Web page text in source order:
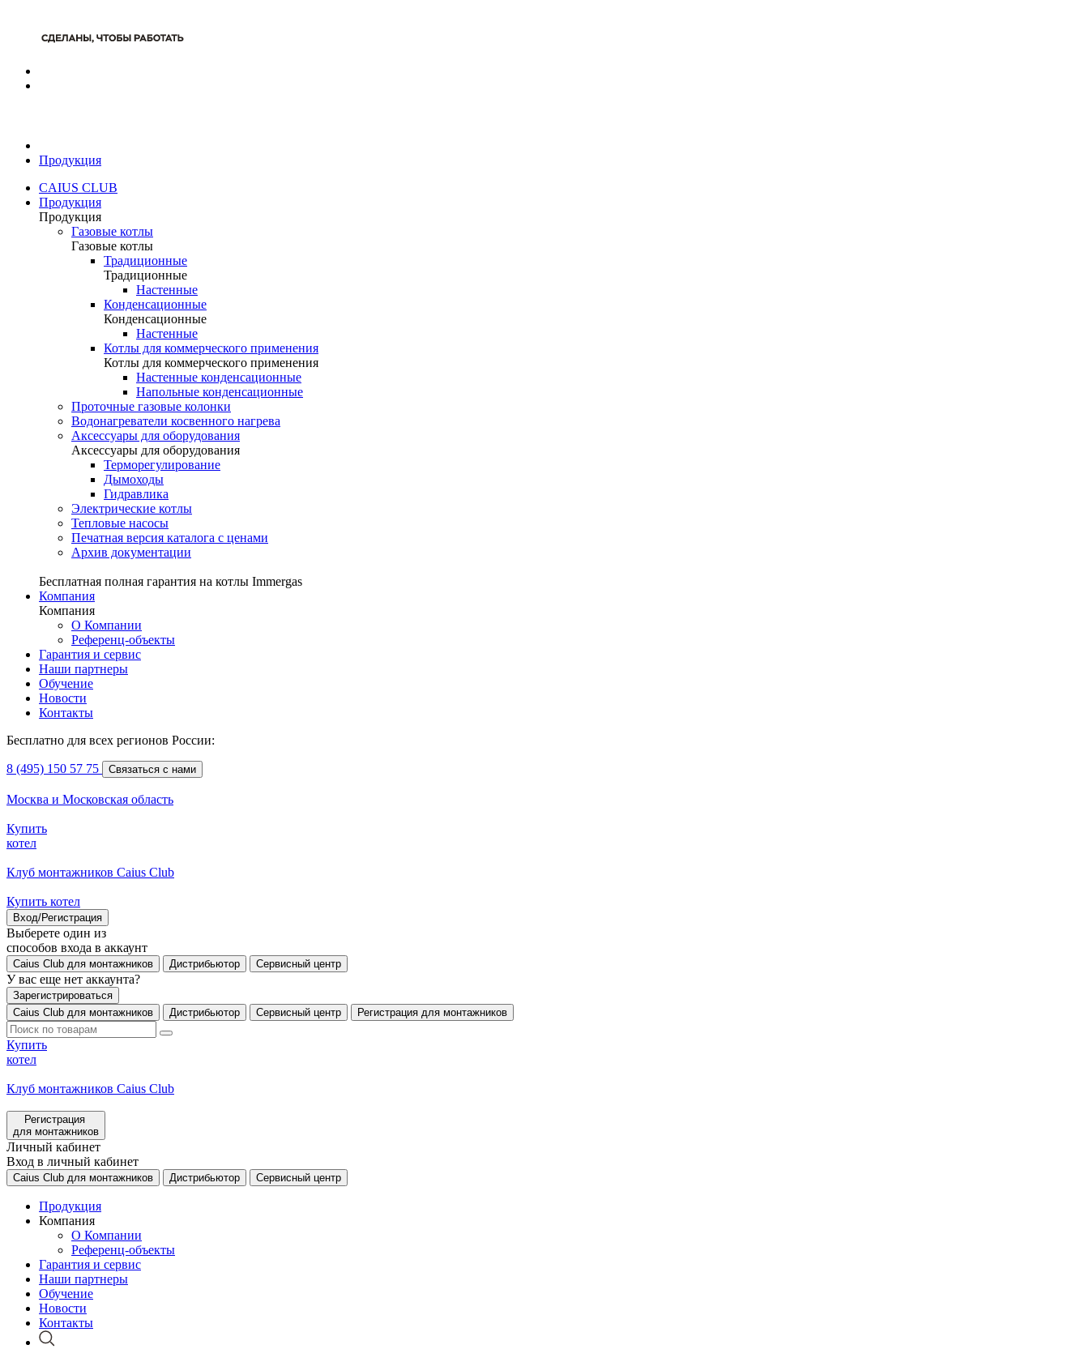
Продукция
CAIUS CLUB
Продукция
Продукция
Газовые котлы
Газовые котлы
Традиционные
Традиционные
Настенные
Конденсационные
Конденсационные
Настенные
Котлы для коммерческого применения
Котлы для коммерческого применения
Настенные конденсационные
Напольные конденсационные
Проточные газовые колонки
Водонагреватели косвенного нагрева
Аксессуары для оборудования
Аксессуары для оборудования
Терморегулирование
Дымоходы
Гидравлика
Электрические котлы
Тепловые насосы
Печатная версия каталога с ценами
Архив документации
Бесплатная полная гарантия на котлы Immergas
Компания
Компания
О Компании
Референц-объекты
Гарантия и сервис
Наши партнеры
Обучение
Новости
Контакты
Бесплатно для всех регионов России:
8 (495) 150 57 75 Связаться с нами
Москва и Московская область
Купить
котел
Клуб монтажников Caius Club
Купить котел
Вход/Регистрация
Выберете один из
способов входа в аккаунт
Caius Club для монтажников Дистрибьютор Сервисный центр
У вас еще нет аккаунта?
Зарегистрироваться
Caius Club для монтажников
Дистрибьютор Сервисный центр Регистрация для монтажников
Купить
котел
Клуб монтажников Caius Club
Регистрация
для монтажников
Личный кабинет
Вход в личный кабинет
Caius Club для монтажников Дистрибьютор Сервисный центр
Продукция
Компания
О Компании
Референц-объекты
Гарантия и сервис
Наши партнеры
Обучение
Новости
Контакты